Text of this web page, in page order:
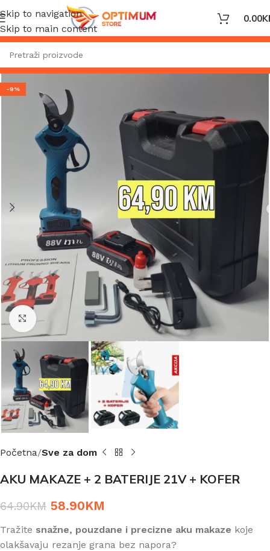
Skip to navigation
Skip to main content
0.00
-9%
Click to enlarge
Početna Sve za dom
AKU MAKAZE + 2 BATERIJE 21V + KOFER
64.90KM 58.90KM
Tražite snažne, pouzdane i precizne aku makaze koje
olakšavaju rezanje grana bez napora?